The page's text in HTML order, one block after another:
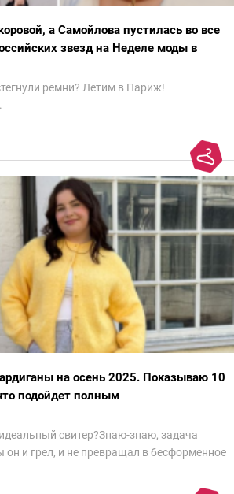
а Самойлова пустилась во все
звезд на Неделе моды в
ремни? Летим в Париж!
на осень 2025. Показываю 10
подойдет полным
свитер?Знаю-знаю, задача
он и грел, и не превращал в бесформенное